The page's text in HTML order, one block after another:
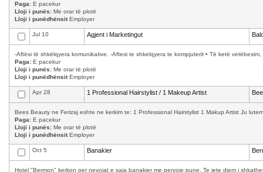
Paga: E pacekur
Lloji i punës: Me orar të plotë
Lloji i punëdhënsitEmployer
Jul 10 Agjent i Marketingut
-Aftësi të shkëlqyera komunikative. -Aftesi te shkelqyera te kompjuterit • Të ketë
Paga: E pacekur
Lloji i punës: Me orar të plotë
Lloji i punëdhënsitEmployer
Apr 28 1 Professional Hairstylist / 1 Makeup Artist
Bees Beauty ne Ferizaj eshte ne kerkim te: 1 Professional Hairstylist 1 Makup Artist Ju
Paga: E pacekur
Lloji i punës: Me orar të plotë
Lloji i punëdhënsitEmployer
Oct 5 Banakier
Hotel "Bermon" kerkon per nevojat e saja banakier me pervoje pune. Te jete djem i